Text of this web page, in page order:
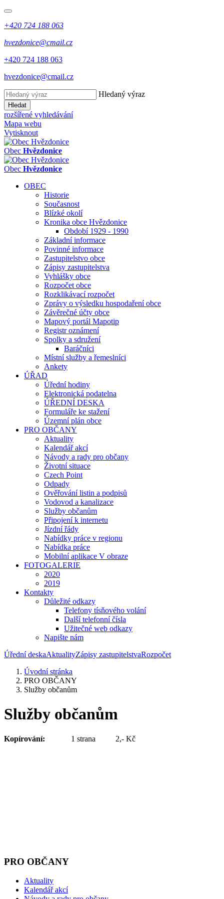
+420 724 188 063
hvezdonice@cmail.cz
+420 724 188 063
hvezdonice@cmail.cz
Hledaný výraz
Hledat
rozšířené vyhledávání
Mapa webu
Vytisknout
Obec Hvězdonice
Obec Hvězdonice
OBEC
Historie
Současnost
Blízké okolí
Kronika obce Hvězdonice
Období 1929 - 1990
Základní informace
Povinné informace
Zastupitelstvo obce
Zápisy zastupitelstva
Vyhlášky obce
Rozpočet obce
Rozklikávací rozpočet
Zprávy o výsledku hospodaření obce
Závěrečné účty obce
Mapový portál Mapotip
Registr oznámení
Spolky a sdružení
Baráčníci
Místní služby a řemeslníci
Ankety
ÚŘAD
Úřední hodiny
Elektronická podatelna
ÚŘEDNÍ DESKA
Formuláře ke stažení
Územní plán obce
PRO OBČANY
Aktuality
Kalendář akcí
Návody a rady pro občany
Životní situace
Czech Point
Odpady
Ověřování listin a podpisů
Vodovod a kanalizace
Služby občanům
Připojení k internetu
Jízdní řády
Nabídky práce v regionu
Nabídka práce
Mobilní aplikace V obraze
FOTOGALERIE
2020
2019
Kontakty
Důležité odkazy
Telefony tísňového volání
Další telefonní čísla
Užitečné web odkazy
Napište nám
Úřední deskaAktualityZápisy zastupitelstvaRozpočet
Úvodní stránka
PRO OBČANY
Služby občanům
Služby občanům
Kopírování: 1 strana 2,- Kč
PRO OBČANY
Aktuality
Kalendář akcí